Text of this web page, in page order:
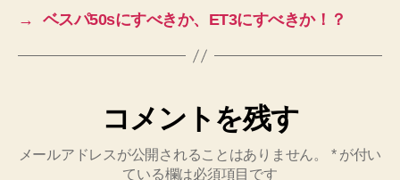
→
ベスパ50sにすべきか、ET3にすべきか！？
コメントを残す
メールアドレスが公開されることはありません。 *が付い
ている欄は必須項目です